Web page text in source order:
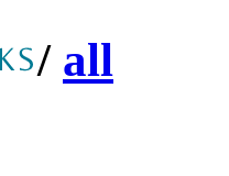
/ all